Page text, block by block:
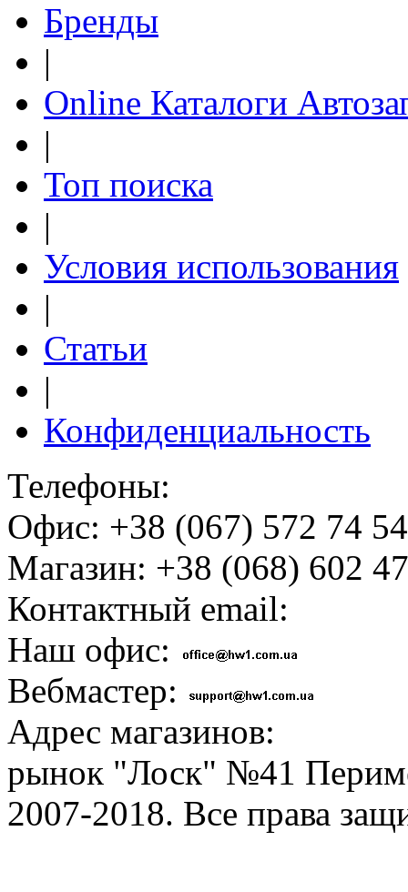
Бренды
|
Online Каталоги
|
Топ поиска
|
Условия использования
|
Статьи
|
Конфиденциальность
Телефоны:
Офис: +38 (067) 572 74
Магазин: +38 (068) 602
Контактный email:
Наш офис:
Вебмастер:
Адрес магазинов:
рынок "Лоск" №41
2007-2018. Все права